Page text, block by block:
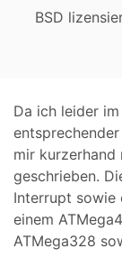
BSD
Da ich leider
mir kurzerhand
geschrieben.
Interrupt sowie
einem
ATMega328